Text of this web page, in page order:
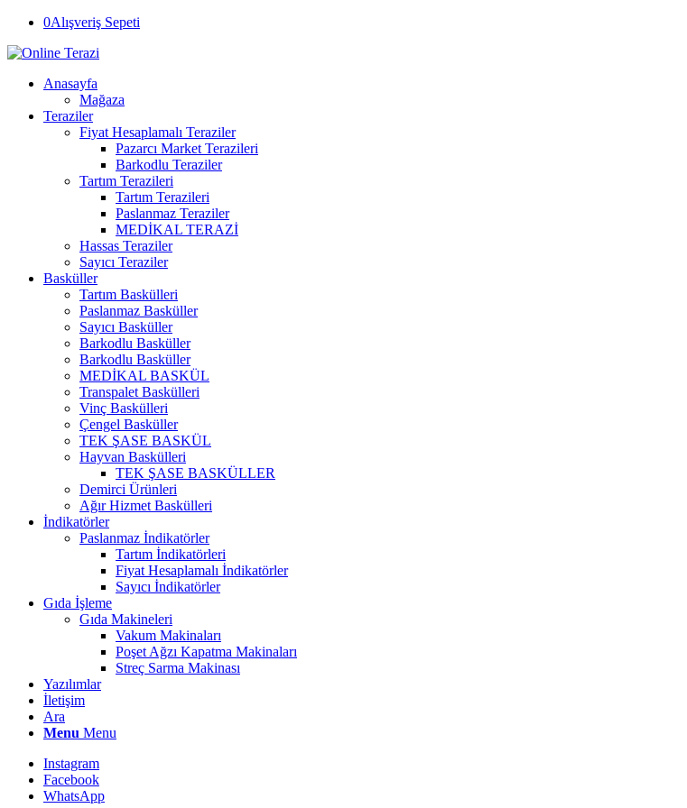
0Alışveriş Sepeti
Anasayfa
Mağaza
Teraziler
Fiyat Hesaplamalı Teraziler
Pazarcı Market Terazileri
Barkodlu Teraziler
Tartım Terazileri
Tartım Terazileri
Paslanmaz Teraziler
MEDİKAL TERAZİ
Hassas Teraziler
Sayıcı Teraziler
Basküller
Tartım Baskülleri
Paslanmaz Basküller
Sayıcı Basküller
Barkodlu Basküller
Barkodlu Basküller
MEDİKAL BASKÜL
Transpalet Baskülleri
Vinç Baskülleri
Çengel Basküller
TEK ŞASE BASKÜL
Hayvan Baskülleri
TEK ŞASE BASKÜLLER
Demirci Ürünleri
Ağır Hizmet Baskülleri
İndikatörler
Paslanmaz İndikatörler
Tartım İndikatörleri
Fiyat Hesaplamalı İndikatörler
Sayıcı İndikatörler
Gıda İşleme
Gıda Makineleri
Vakum Makinaları
Poşet Ağzı Kapatma Makinaları
Streç Sarma Makinası
Yazılımlar
İletişim
Ara
Menu Menu
Instagram
Facebook
WhatsApp